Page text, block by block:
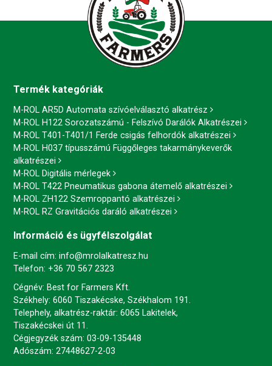
Termék kategóriák
M-ROL AR5D Automata szívóelválasztó alkatrész
M-ROL H122 Sorozatszámú - Felszívó Darálók Alkatrészei
M-ROL T401-T401/1 Ferde csigás felhordók alkatrészei
M-ROL H037 típusszámú Függőleges takarmánykeverők
alkatrészei
M-ROL Digitális mérlegek
M-ROL T422 Pneumatikus gabona átemelő alkatrészei
M-ROL ZH122 Szemroppantó alkatrészei
M-ROL RZ Gravitációs daráló alkatrészei
Információ és ügyfélszolgálat
E-mail cím: info@mrolalkatresz.hu
Telefon: +36 70 567 2323
Cégnév: Best for Farmers Kft.
Székhely: 6060 Tiszakécske, Székhalom 191.
Telephely, alkatrész-raktár: 6065 Lakitelek,
Tiszakécskei út 11.
Cégjegyzék szám: 03-09-135448
Adószám: 27448627-2-03